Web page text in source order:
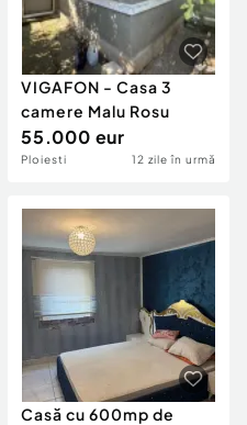
VIGAFON - Casa 3
camere Malu Rosu
55.000 eur
Ploiesti 12 zile în urmă
Casă cu 600mp de